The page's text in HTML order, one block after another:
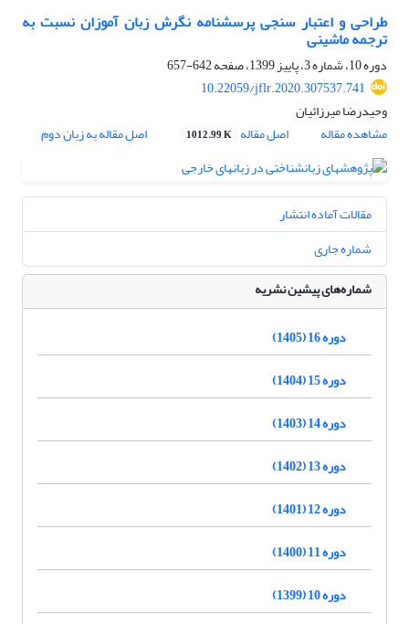
طراحی و اعتبار سنجی پرسشنامه نگرش زبان آموزان نسبت به
ترجمه ماشینی
دوره 10، شماره 3، پاییز 1399، صفحه
642-657
10.22059/jflr.2020.307537.741
وحیدرضا میرزائیان
مشاهده مقاله
اصل مقاله 1012.99 K اصل مقاله به زبان دوم
مقالات آماده انتشار
شماره جاری
شماره‌های پیشین نشریه
دوره 16 (1405)
دوره 15 (1404)
دوره 14 (1403)
دوره 13 (1402)
دوره 12 (1401)
دوره 11 (1400)
دوره 10 (1399)